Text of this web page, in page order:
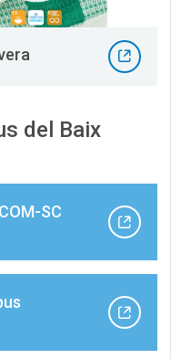
del Baix
SC